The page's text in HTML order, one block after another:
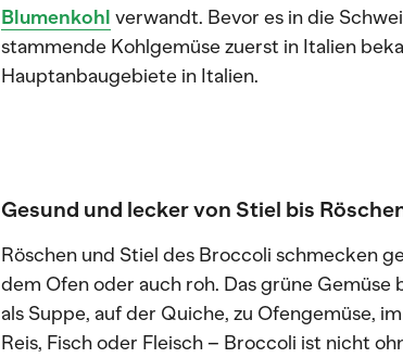
Blumenkohl verwandt. Bevor es in die
stammende Kohlgemüse zuerst in Italien
Hauptanbaugebiete in Italien.
Gesund und lecker von Stiel bis
Röschen und Stiel des Broccoli schmecken
dem Ofen oder auch roh. Das grüne
als Suppe, auf der Quiche, zu Ofengemüse,
Reis, Fisch oder Fleisch – Broccoli ist nicht